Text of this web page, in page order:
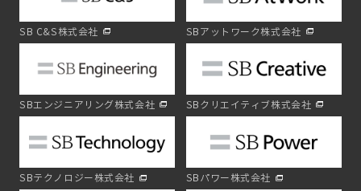
SB C&S株式会社 SBアットワーク株式会社
SBエンジニアリング株式会社 SBクリエイティブ株式会社
SBテクノロジー株式会社 SBパワー株式会社